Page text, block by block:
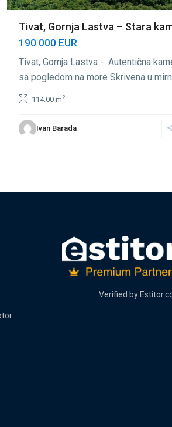
Tivat, Gornja Lastva – Stara
190 000 EUR
Tivat, Gornja Lastva - Autentična
sa pogledom na more Skrivena u
114.00 m2
Ivan Barada
Verified by